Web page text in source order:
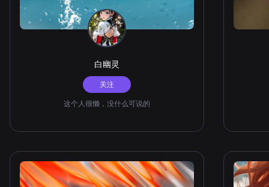
白幽灵
关注
这个人很懒，没什么可说的